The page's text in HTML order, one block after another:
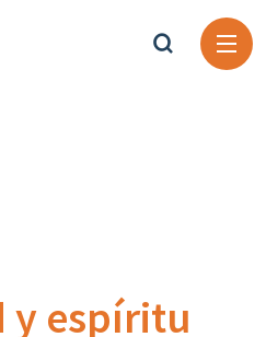
y espíritu